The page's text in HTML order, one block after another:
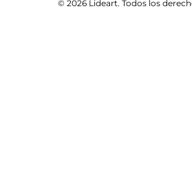
© 2026 Lideart. Todos los